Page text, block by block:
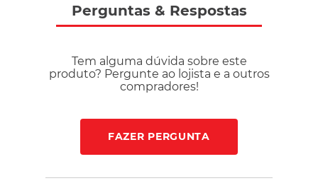
Perguntas & Respostas
Tem alguma dúvida sobre este
produto? Pergunte ao lojista e a outros
compradores!
FAZER PERGUNTA